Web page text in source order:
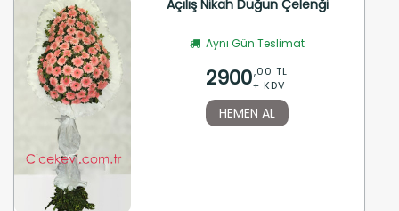
Açılış Nikah Düğün Çelenği
Aynı Gün Teslimat
2900,00 TL
+ KDV
HEMEN AL